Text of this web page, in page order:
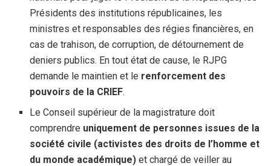
Présidents des institutions républicaines, les
ministres et responsables des régies financières, en
cas de trahison, de corruption, de détournement de
deniers publics. En tout état de cause, le RJPG
demande le maintien et le renforcement des
pouvoirs de la CRIEF.
Le Conseil supérieur de la magistrature doit
comprendre uniquement de personnes issues de la
société civile (activistes des droits de l’homme et
du monde académique) et chargé de veiller au